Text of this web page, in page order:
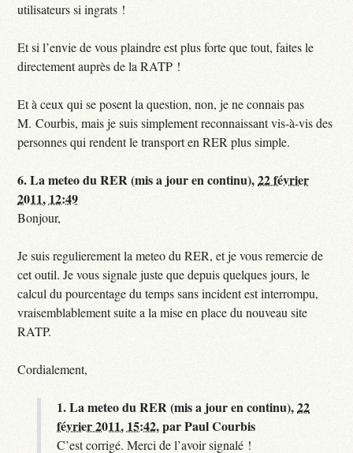
utilisateurs si ingrats !
Et si l’envie de vous plaindre est plus forte que tout, faites le
directement auprès de la RATP !
Et à ceux qui se posent la question, non, je ne connais pas
M. Courbis, mais je suis simplement reconnaissant vis-à-vis des
personnes qui rendent le transport en RER plus simple.
6.La meteo du RER (mis a jour en continu),22 février
2011, 12:49
Bonjour,
Je suis regulierement la meteo du RER, et je vous remercie de
cet outil. Je vous signale juste que depuis quelques jours, le
calcul du pourcentage du temps sans incident est interrompu,
vraisemblablement suite a la mise en place du nouveau site
RATP.
Cordialement,
1.La meteo du RER (mis a jour en continu),22
février 2011, 15:42,parPaul Courbis
C’est corrigé. Merci de l’avoir signalé !